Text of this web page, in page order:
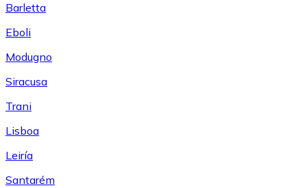
Barletta
Eboli
Modugno
Siracusa
Trani
Lisboa
Leiría
Santarém